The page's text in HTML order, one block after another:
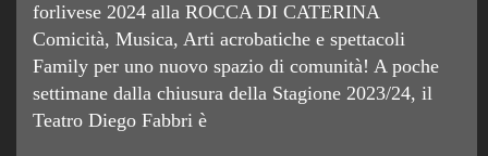
forlivese 2024 alla ROCCA DI CATERINA
Comicità, Musica, Arti acrobatiche e spettacoli
Family per uno nuovo spazio di comunità! A poche
settimane dalla chiusura della Stagione 2023/24, il
Teatro Diego Fabbri è